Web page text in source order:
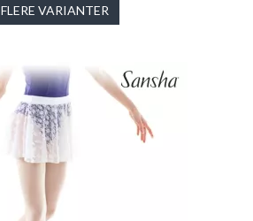
FLERE VARIANTER